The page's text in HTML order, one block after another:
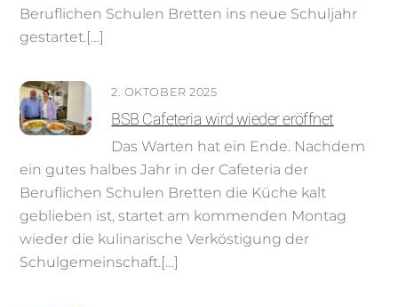
Beruflichen Schulen Bretten ins neue Schuljahr
gestartet.[…]
2. OKTOBER 2025
BSB Cafeteria wird wieder eröffnet
Das Warten hat ein Ende. Nachdem
ein gutes halbes Jahr in der Cafeteria der
Beruflichen Schulen Bretten die Küche kalt
geblieben ist, startet am kommenden Montag
wieder die kulinarische Verköstigung der
Schulgemeinschaft.[…]